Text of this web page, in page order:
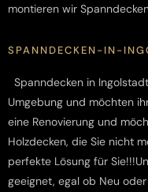
montieren wir
SPANNDECKEN-IN-
Spanndecken in
Umgebung und möchten
eine Renovierung und
Holzdecken, die Sie nicht
perfekte Lösung für
geeignet, egal ob Neu